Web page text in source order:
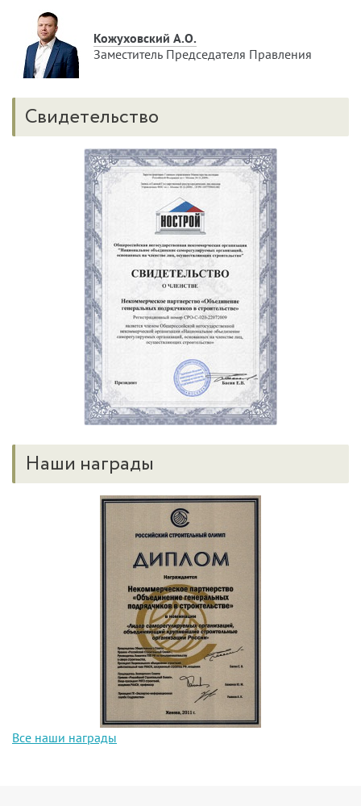
Кожуховский А.О.
Заместитель Председателя Правления
Свидетельство
Наши награды
Все наши награды